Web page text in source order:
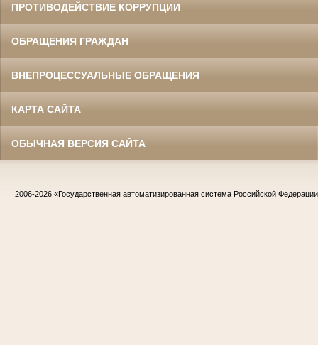
ПРОТИВОДЕЙСТВИЕ КОРРУПЦИИ
ОБРАЩЕНИЯ ГРАЖДАН
ВНЕПРОЦЕССУАЛЬНЫЕ ОБРАЩЕНИЯ
КАРТА САЙТА
ОБЫЧНАЯ ВЕРСИЯ САЙТА
2006-2026 «Государственная автоматизированная система Российской